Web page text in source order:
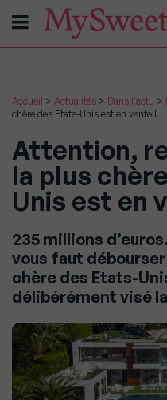
Accueil > Actualités > Dans l'actu >
chère des Etats-Unis est en vente !
Attention,
la plus
Unis est en
235 millions
vous faut débourser
chère des Etats-
délibérément visé